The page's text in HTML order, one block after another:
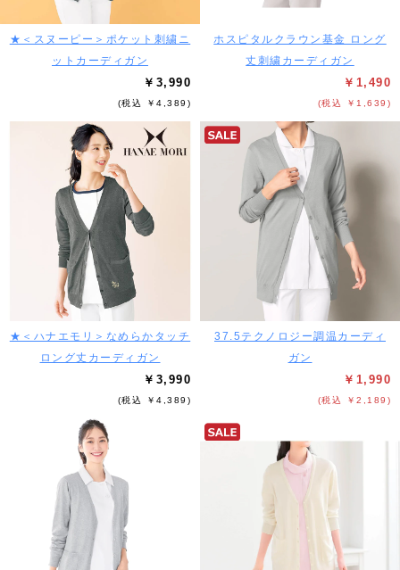
★＜スヌーピー＞ポケット刺繍ニ
ットカーディガン
￥3,990
(税込 ￥4,389)
ホスピタルクラウン基金 ロング
丈刺繍カーディガン
￥1,490
(税込 ￥1,639)
★＜ハナエモリ＞なめらかタッチ
ロング丈カーディガン
￥3,990
(税込 ￥4,389)
37.5テクノロジー調温カーディ
ガン
￥1,990
(税込 ￥2,189)